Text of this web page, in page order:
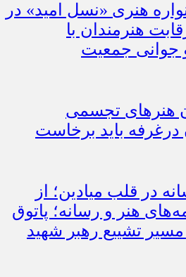
هنری «نسل امید» در
هنرمندان با
جوانی جمعیت
هنرهای تجسمی
باید برخاست
در قلب میادین؛ از
هنر و رسانه؛ پاتوق
تشییع رهبر شهید